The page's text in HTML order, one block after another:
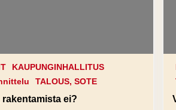
KAUPUNGINHALLITUS
TALOUS, SOTE
ei?